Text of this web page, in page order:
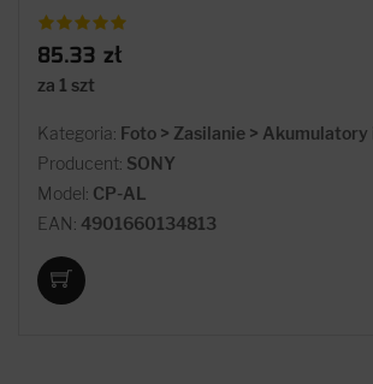
85.33 zł
za 1 szt
Kategoria: Foto > Zasilanie > Akumulatory
Producent: SONY
Model: CP-AL
EAN: 4901660134813